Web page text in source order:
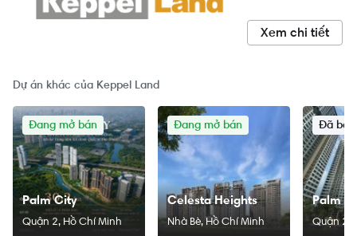
Xem chi tiết
Dự án khác của Keppel Land
Đang mở bán
Palm City
Quận 2, Hồ Chí Minh
Đang mở bán
Celesta Heights
Nhà Bè, Hồ Chí Minh
Palm
Quận 2,